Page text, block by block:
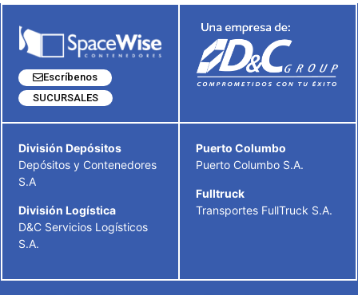
Escríbenos
SUCURSALES
División Depósitos
Depósitos y Contenedores
S.A
División Logística
D&C Servicios Logísticos
S.A.
Puerto Columbo
Puerto Columbo S.A.
Fulltruck
Transportes FullTruck S.A.